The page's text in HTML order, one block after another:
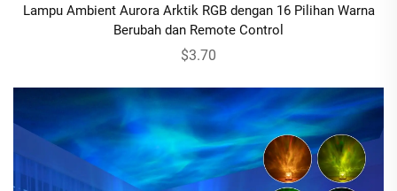
Lampu Ambient Aurora Arktik RGB dengan 16 Pilihan Warna
Berubah dan Remote Control
$3.70